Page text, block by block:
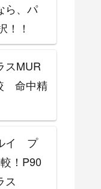
ら、パ
！
スMUR
命中精
イ プ
！P90
ス